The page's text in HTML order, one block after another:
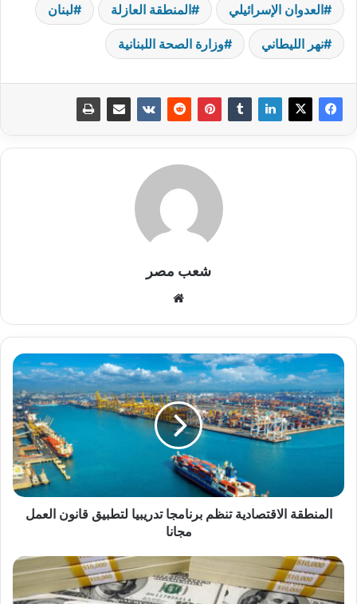
العدوان الإسرائيلي المنطقة العازلة لبنان
نهر الليطاني وزارة الصحة اللبنانية
شعب مصر
المنطقة
الاقتصادية
تنظم
برنامجا
تدريبيا
لتطبيق
مجانا
المنطقة الاقتصادية تنظم برنامجا تدريبيا لتطبيق قانون العمل
مجانا
الدولار
يرتفع
إلى